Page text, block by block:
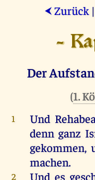
⮜ Zurück |
-
Der
(1.
1 Und
denn ganz
gekommen,
machen.
2 Und es